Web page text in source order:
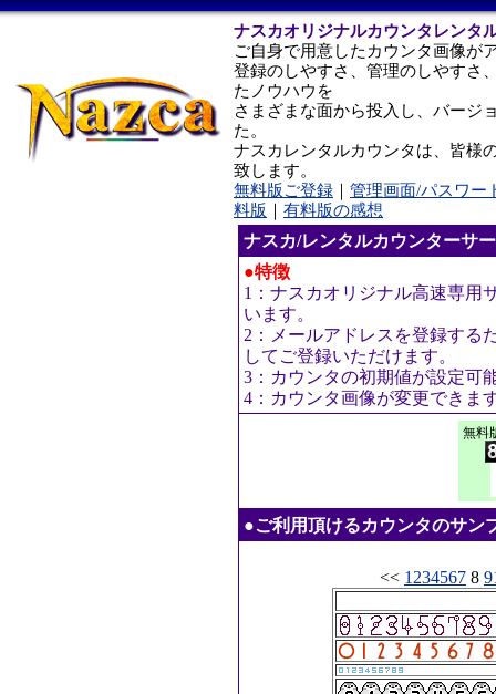
ナスカオリジナルカウンタレンタ
ご自身で用意したカウンタ画像が
登録のしやすさ、管理のしやすさ
たノウハウを
さまざまな面から投入し、バージ
た。
ナスカレンタルカウンタは、皆様
致します。
無料版ご登録 ｜ 管理画面/パスワー
料版 ｜ 有料版の感想
ナスカ/レンタルカウンターサ
●特徴
1：ナスカオリジナル高速専用
います。
2：メールアドレスを登録する
してご登録いただけます。
3：カウンタの初期値が設定可
4：カウンタ画像が変更できま
無料
●ご利用頂けるカウンタのサン
<< 1234567 8 9